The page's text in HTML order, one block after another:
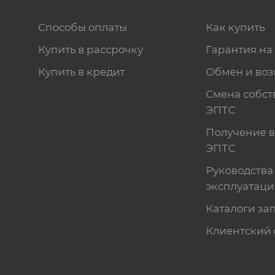
Способы оплаты
Купить в рассрочку
Купить в кредит
Как купить
Гарантия на
Обмен и
Смена
ЭПТС
Получение
ЭПТС
Каталоги
Клиентский